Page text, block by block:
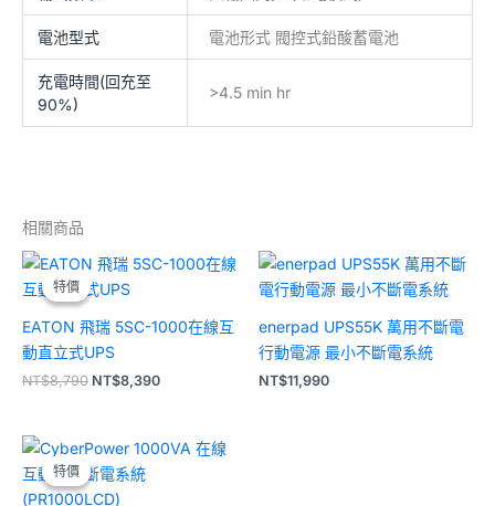
電池型式 電池形式 閥控式鉛酸蓄電池
充電時間(回充至
90%)
>4.5 min hr
相關商品
特價
特價
EATON 飛瑞 5SC-1000在線互
動直立式UPS
NT$8,790
原
始
價
NT$8,790。
NT$8,390
目
NT$8,390。
enerpad UPS55K 萬用不斷電
行動電源 最小不斷電系統
NT$11,990
特價
特價
原
始
價
格：
目
前